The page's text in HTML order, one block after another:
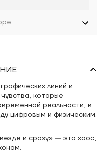
линий и
которые
реальности, в
цифровым и физическим.
и сразу» — это хаос,